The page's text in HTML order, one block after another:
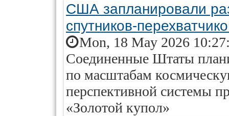
США запланировали
спутников-
Mon, 18 May 2026
Соединенные Штаты
по масштабам
перспективной системы
«Золотой купол»